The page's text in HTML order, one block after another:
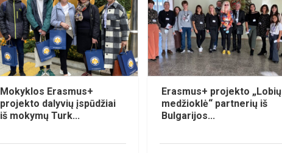
Mokyklos Erasmus+
projekto dalyvių įspūdžiai
iš mokymų Turk...
Erasmus+ projekto „Lobių
medžioklė“ partnerių iš
Bulgarijos...